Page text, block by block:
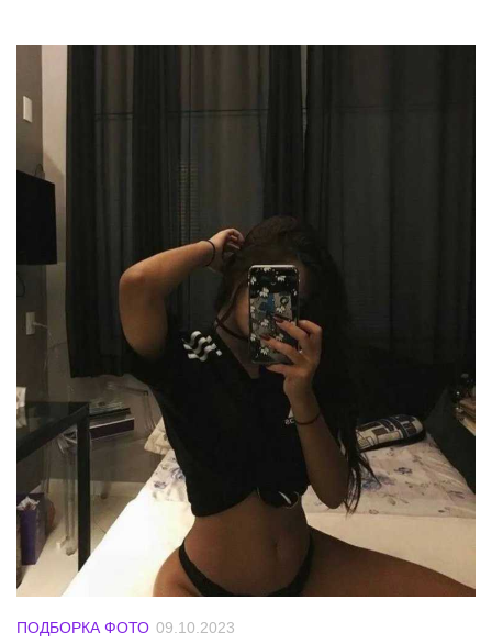
ПОДБОРКА ФОТО 09.10.2023